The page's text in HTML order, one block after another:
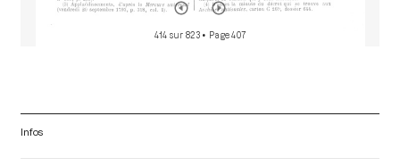
414 sur 823 • Page 407
Infos